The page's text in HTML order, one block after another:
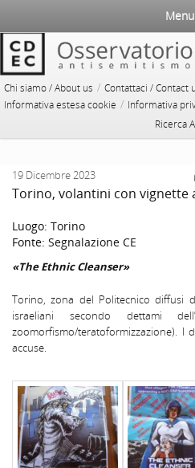
Chi siamo / About us / Contattaci / Contact
Informativa estesa cookie / Informativa
Ricerca
Menu
19 Dicembre 2023
Torino, volantini con vignette
Luogo: Torino
Fonte: Segnalazione CE
«The Ethnic Cleanser»
Torino, zona del Politecnico diffusi
israeliani secondo dettami
zoomorfismo/teratoformizzazione). I
accuse.